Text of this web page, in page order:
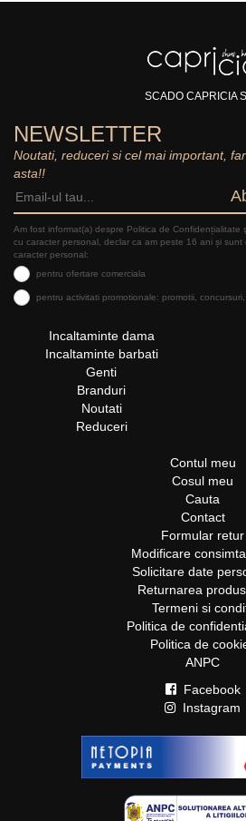
SCADO CAPRICIA
NEWSLETTER
Noutati, reduceri si cel mai important,
asta!!
Am fost informat(a) despre Politica de Confidențialitate
cu caracter personal, declar ca am peste 16 ani și
caracter personal:
pentru ofertare comerciala
pentru activitati promotionale: promotii,
Incaltaminte dama
Incaltaminte barbati
Genti
Branduri
Noutati
Reduceri
Contul meu
Cosul meu
Cauta
Contact
Formular retur
Modificare
Solicitare date
Returnarea
Termeni si
Politica de
Politica de
ANPC
Facebook
Instagram